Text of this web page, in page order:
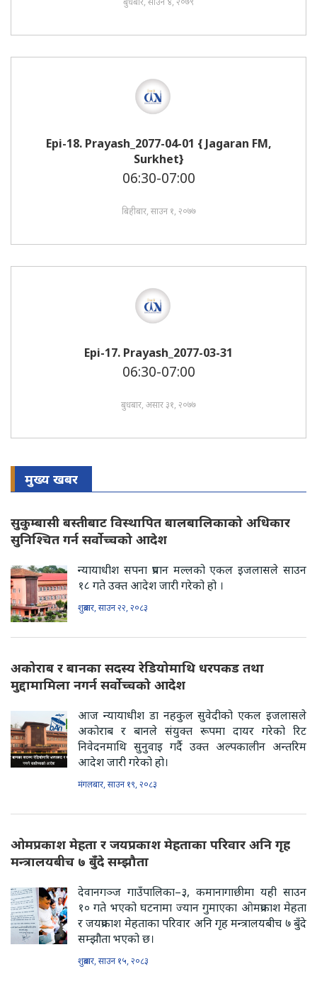
Epi-18. Prayash_2077-04-01 { Jagaran FM,
Surkhet}
06:30-07:00
बिहीबार, साउन १, २०७७
Epi-17. Prayash_2077-03-31
06:30-07:00
बुधबार, असार ३१, २०७७
मुख्य खबर
सुकुम्बासी बस्तीबाट विस्थापित बालबालिकाको अधिकार
सुनिश्चित गर्न सर्वोच्चको आदेश
न्यायाधीश सपना प्रधान मल्लको एकल इजलासले साउन
१८ गते उक्त आदेश जारी गरेको हो ।
शुक्रबार, साउन २२, २०८३
अकोराब र बानका सदस्य रेडियोमाथि धरपकड तथा
मुद्दामामिला नगर्न सर्वोच्चको आदेश
आज न्यायाधीश डा नहकुल सुवेदीको एकल इजलासले
अकोराब र बानले संयुक्त रूपमा दायर गरेको रिट
निवेदनमाथि सुनुवाइ गर्दै उक्त अल्पकालीन अन्तरिम
आदेश जारी गरेको हो।
मंगलबार, साउन १९, २०८३
ओमप्रकाश मेहता र जयप्रकाश मेहताका परिवार अनि गृह
मन्त्रालयबीच ७ बुँदे सम्झौता
देवानगञ्ज गाउँपालिका–३, कमानागाछीमा यही साउन
१० गते भएको घटनामा ज्यान गुमाएका ओमप्रकाश मेहता
र जयप्रकाश मेहताका परिवार अनि गृह मन्त्रालयबीच ७ बुँदे
सम्झौता भएको छ।
शुक्रबार, साउन १५, २०८३